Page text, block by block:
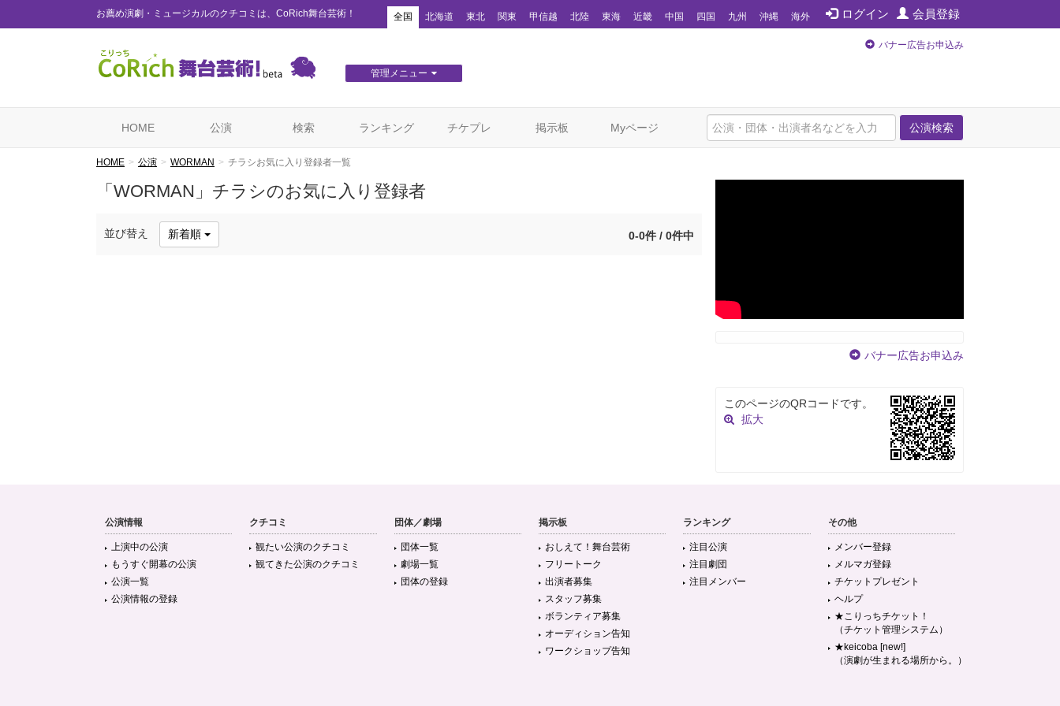
お薦め演劇・ミュージカルのクチコミは、CoRich舞台芸術！ ログイン 会員登録
全国 北海道 東北 関東 甲信越 北陸 東海 近畿 中国 四国 九州 沖縄 海外
管理メニュー
バナー広告お申込み
公演検索
HOME 公演 検索 ランキング チケプレ 掲示板 Myページ
HOME 公演 WORMAN チラシお気に入り登録者一覧
「WORMAN」チラシのお気に入り登録者
並び替え 新着順 0-0件 / 0件中
バナー広告お申込み
このページのQRコードです。
拡大
公演情報
上演中の公演
もうすぐ開幕の公演
公演一覧
公演情報の登録
クチコミ
観たい公演のクチコミ
観てきた公演のクチコミ
団体／劇場
団体一覧
劇場一覧
団体の登録
掲示板
おしえて！舞台芸術
フリートーク
出演者募集
スタッフ募集
ボランティア募集
オーディション告知
ワークショップ告知
ランキング
注目公演
注目劇団
注目メンバー
その他
メンバー登録
メルマガ登録
チケットプレゼント
ヘルプ
★こりっちチケット！
（チケット管理システム）
★keicoba [new!]
（演劇が生まれる場所から。）